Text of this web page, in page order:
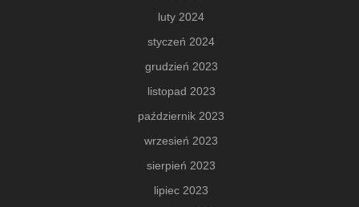
luty 2024
styczeń 2024
grudzień 2023
listopad 2023
październik 2023
wrzesień 2023
sierpień 2023
lipiec 2023